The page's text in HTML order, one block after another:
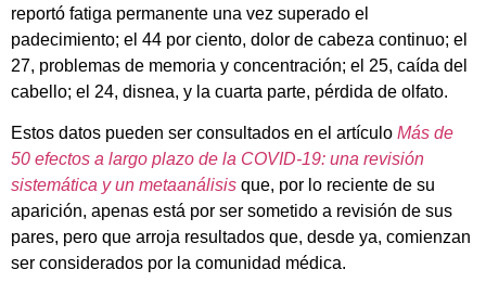
reportó fatiga permanente una vez superado el
padecimiento; el 44 por ciento, dolor de cabeza continuo; el
27, problemas de memoria y concentración; el 25, caída del
cabello; el 24, disnea, y la cuarta parte, pérdida de olfato.
Estos datos pueden ser consultados en el artículo Más de
50 efectos a largo plazo de la COVID-19: una revisión
sistemática y un metaanálisis que, por lo reciente de su
aparición, apenas está por ser sometido a revisión de sus
pares, pero que arroja resultados que, desde ya, comienzan
ser considerados por la comunidad médica.